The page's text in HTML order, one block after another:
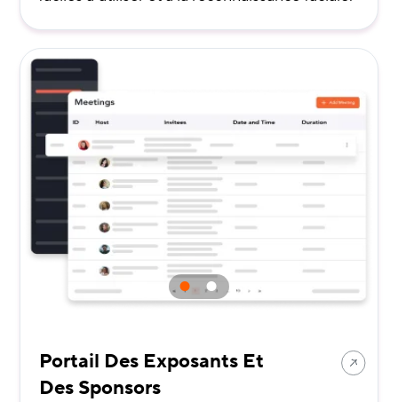
Portail Des Exposants Et
Des Sponsors